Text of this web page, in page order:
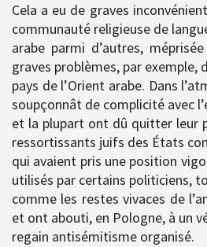
Cela a eu de graves
communauté religieuse de
arabe parmi d’autres,
graves problèmes, par exemple,
pays de l’Orient arabe. Dans
soupçonnât de complicité avec
et la plupart ont dû quitter leur
ressortissants juifs des États
qui avaient pris une position
utilisés par certains politiciens,
comme les restes vivaces de
et ont abouti, en Pologne, à un
regain antisémitisme organisé.